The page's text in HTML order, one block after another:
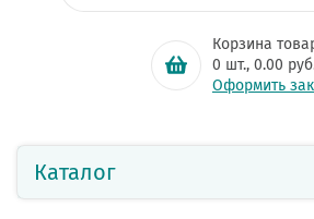
Корзина
0 шт., 0.00
Оформить
Каталог